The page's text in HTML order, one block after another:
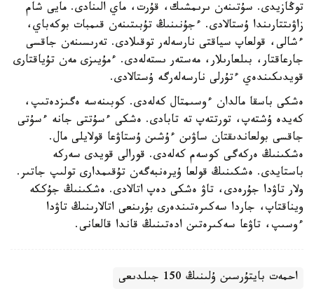
توڭازيدى. سۇتىنەن ىرىمشىك، قۇرت، ماي الىنادى. مايى شام
زاۋىتتارىندا ۇستالادى. ءجۇنىنىڭ تۇبىتىنەن قىمبات بوكەباي،
ءشالى، قولعاپ سياقتى نارسەلەر توقىلادى. تەرىسىنەن جاقسى
جارعاقتار، بىلعارىلار، مەستەر ىستەلەدى. ءمۇيىزى مەن تۇياقتارى
قويدىكىندەي ءتۇرلى نارسەلەرگە ۇستالادى.
ەشكى باسقا مالدان ءوسىمتال كەلەدى. كوبىنەسە ەگىزدەتىپ،
كەيدە ۇشتەپ، تورتتەپ تە تابادى. ەشكى ءسۇتتى جانە ءسۇتى
جاقسى بولعاندىقتان ساۋىن ءۇشىن ۇستاۋعا قولايلى مال.
ەشكىنىڭ ەركەگى كوسەم كەلەدى. قورالى قويدى سەركە
باستايدى. ەشكىنىڭ قولعا ۇيرەنبەگەن تۇقىمدارى تولىپ جاتىر.
ولار تاۋدا جۇرەدى، تاۋ ەشكى دەپ اتالادى. ەشكىنىڭ جۇككە
ويناقتاپ، جاردا سەكىرەتىندەرى بۇرىنعى اتالارىنىڭ تاۋدا
ءوسىپ، تاۋعا سەكىرەتىن ادەتىنىڭ قاندا قالعانى.
احمەت بايتۇرسىن ۇلىنىڭ 150 جىلدىعى